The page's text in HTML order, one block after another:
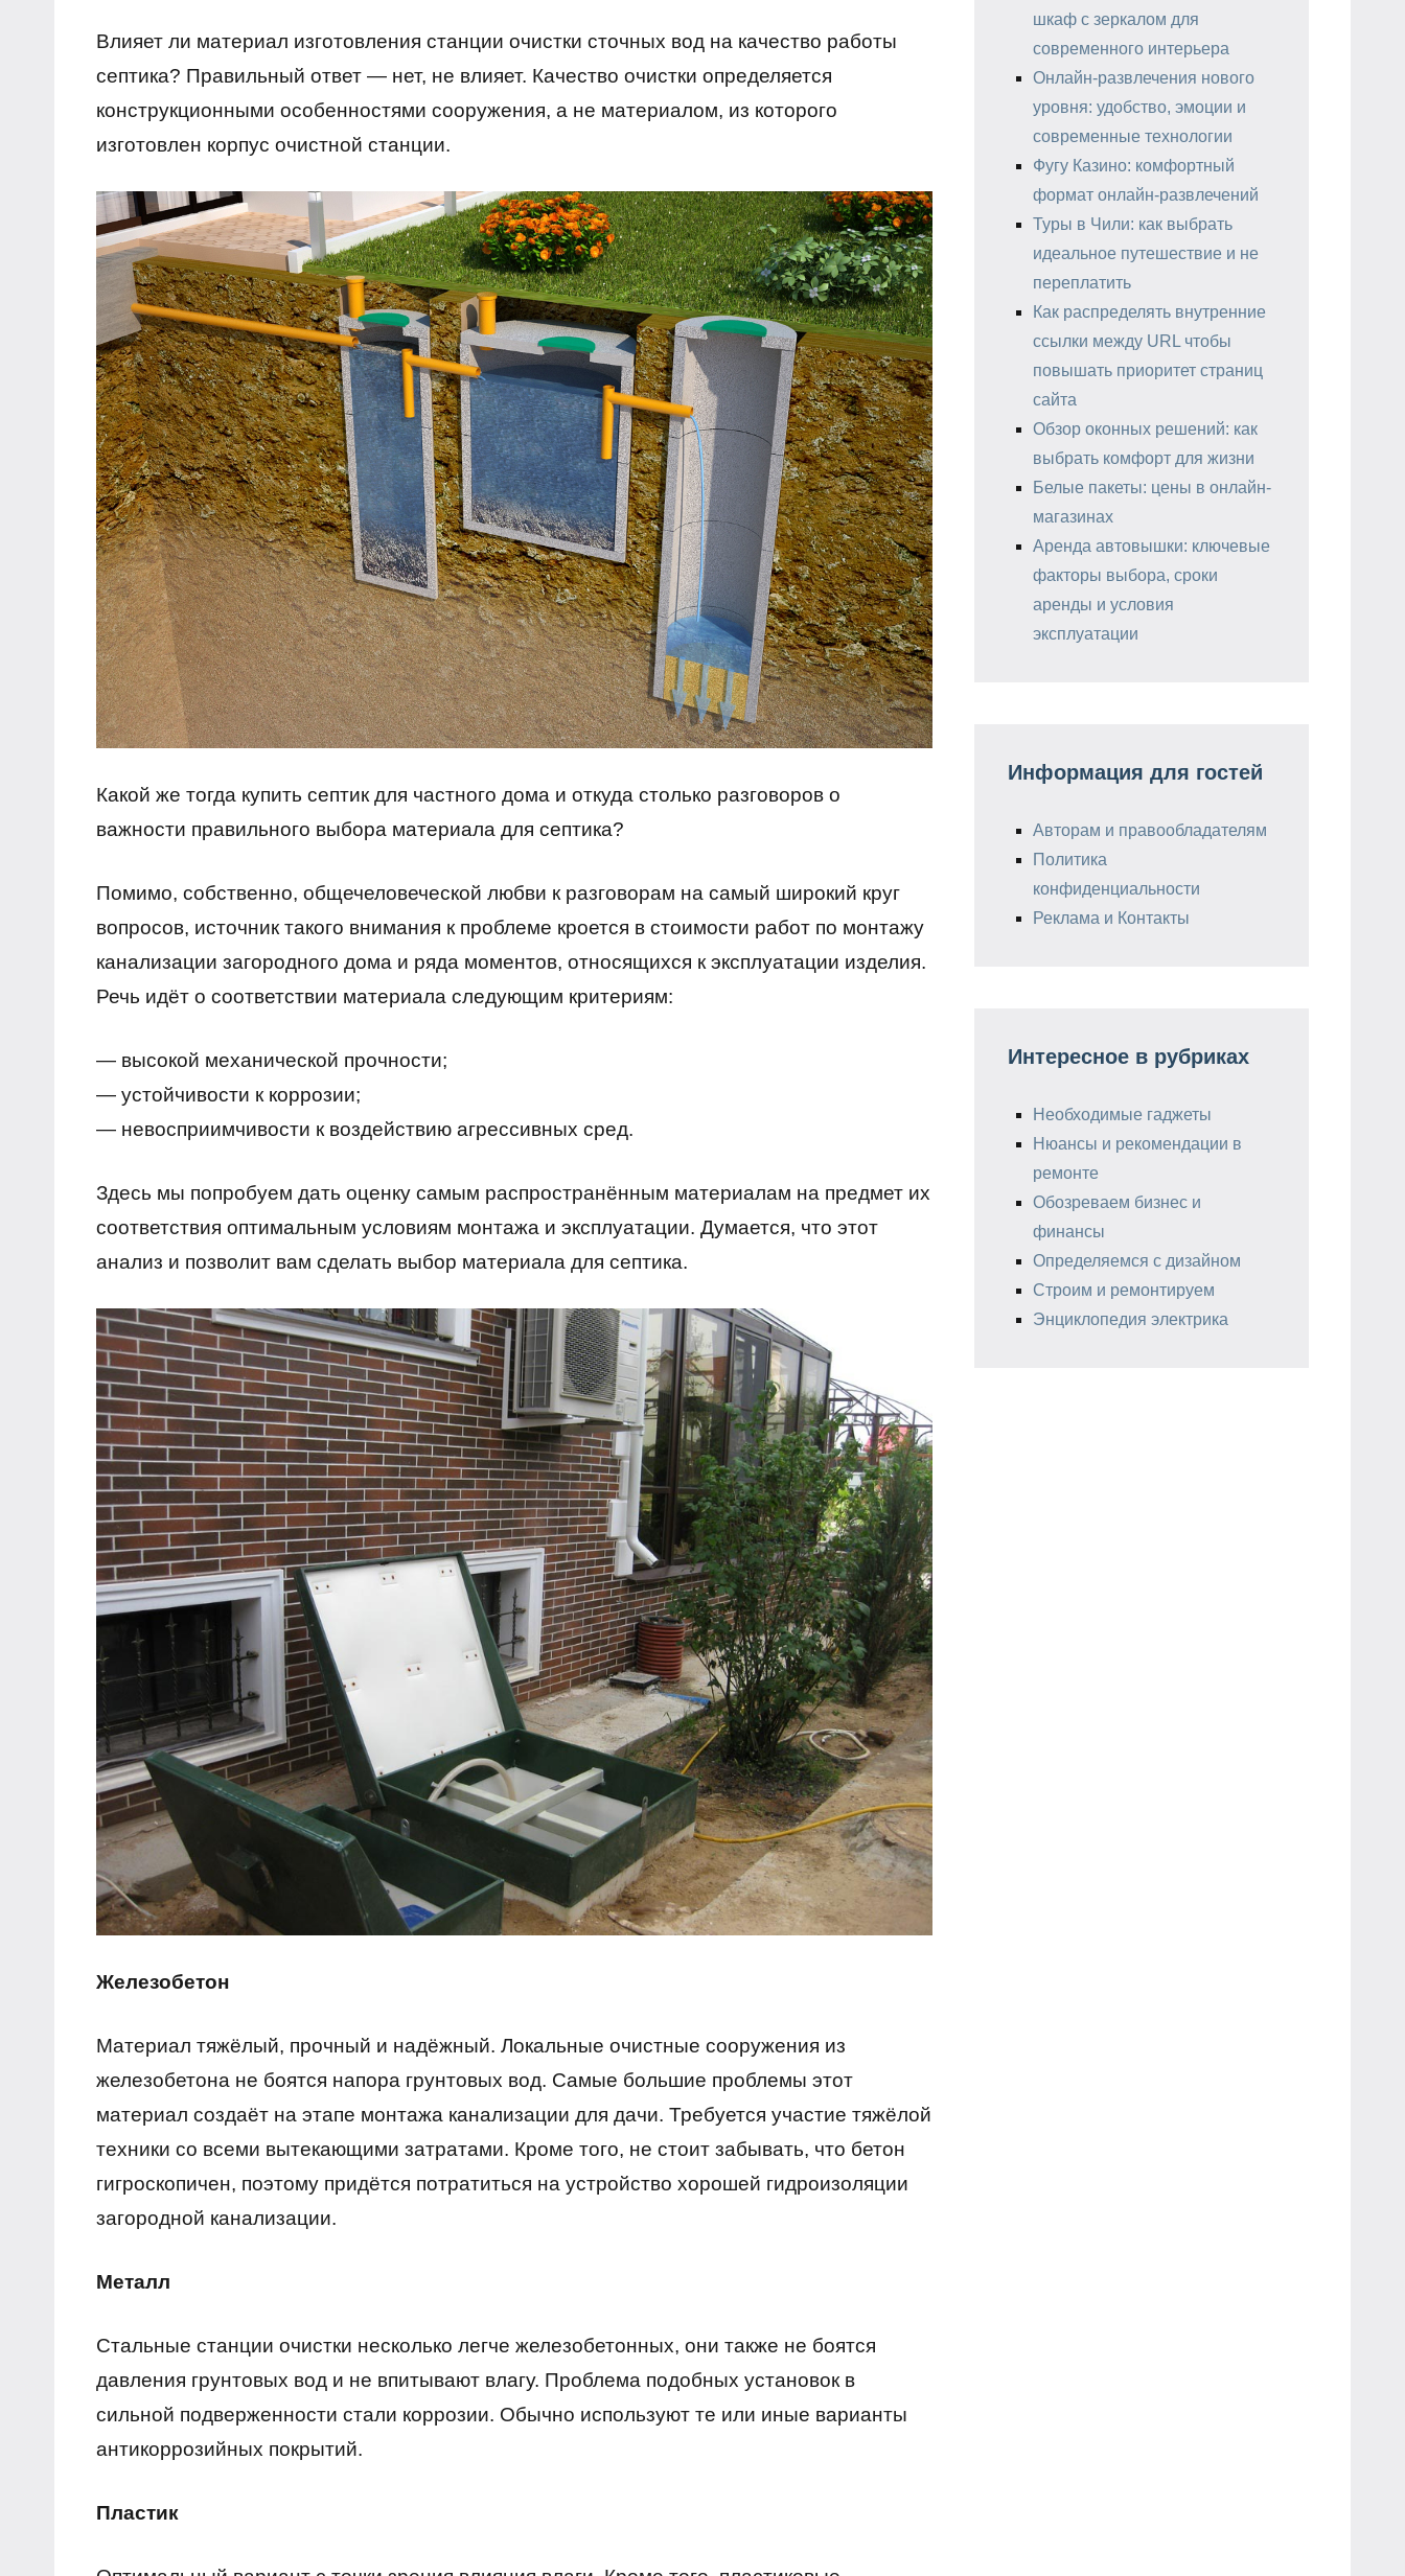
Влияет ли материал изготовления станции очистки сточных вод на качество работы
септика? Правильный ответ — нет, не влияет. Качество очистки определяется
конструкционными особенностями сооружения, а не материалом, из которого
изготовлен корпус очистной станции.
Какой же тогда купить септик для частного дома‌‌ и откуда столько разговоров о
важности правильного выбора материала для септика?
Помимо, собственно, общечеловеческой любви к разговорам на самый широкий круг
вопросов, источник такого внимания к проблеме кроется в стоимости работ по монтажу
канализации загородного дома и ряда моментов, относящихся к эксплуатации изделия.
Речь идёт о соответствии материала следующим критериям:
— высокой механической прочности;
— устойчивости к коррозии;
— невосприимчивости к воздействию агрессивных сред.
Здесь мы попробуем дать оценку самым распространённым материалам на предмет их
соответствия оптимальным условиям монтажа и эксплуатации. Думается, что этот
анализ и позволит вам сделать выбор материала для септика.
Железобетон
Материал тяжёлый, прочный и надёжный. Локальные очистные сооружения из
железобетона не боятся напора грунтовых вод. Самые большие проблемы этот
материал создаёт на этапе монтажа канализации для дачи. Требуется участие тяжёлой
техники со всеми вытекающими затратами. Кроме того, не стоит забывать, что бетон
гигроскопичен, поэтому придётся потратиться на устройство хорошей гидроизоляции
загородной канализации.
Металл
Стальные станции очистки несколько легче железобетонных, они также не боятся
давления грунтовых вод и не впитывают влагу. Проблема подобных установок в
сильной подверженности стали коррозии. Обычно используют те или иные варианты
антикоррозийных покрытий.
Пластик
шкаф с зеркалом для
современного интерьера
Онлайн-развлечения нового
уровня: удобство, эмоции и
современные технологии
Фугу Казино: комфортный
формат онлайн-развлечений
Туры в Чили: как выбрать
идеальное путешествие и не
переплатить
Как распределять внутренние
ссылки между URL чтобы
повышать приоритет страниц
сайта
Обзор оконных решений: как
выбрать комфорт для жизни
Белые пакеты: цены в онлайн-
магазинах
Аренда автовышки: ключевые
факторы выбора, сроки
аренды и условия
эксплуатации
Информация для гостей
Авторам и правообладателям
Политика
конфиденциальности
Реклама и Контакты
Интересное в рубриках
Необходимые гаджеты
Нюансы и рекомендации в
ремонте
Обозреваем бизнес и
финансы
Определяемся с дизайном
Строим и ремонтируем
Энциклопедия электрика